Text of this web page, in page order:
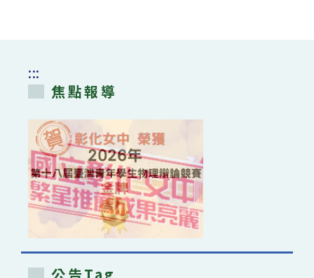
:::
焦點報導